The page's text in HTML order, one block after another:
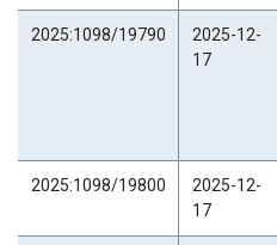
2025:1098/19790
2025-12-
17
2025:1098/19800
2025-12-
17